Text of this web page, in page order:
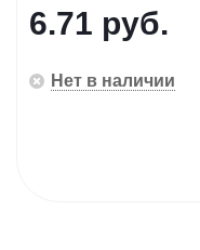
6.71 руб.
Нет в наличии